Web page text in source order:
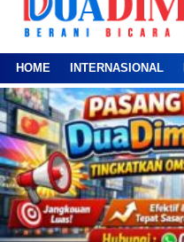
HOME INTERNASIONAL